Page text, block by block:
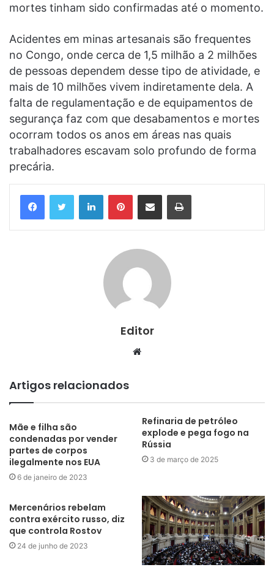
mortes tinham sido confirmadas até o momento.
Acidentes em minas artesanais são frequentes
no Congo, onde cerca de 1,5 milhão a 2 milhões
de pessoas dependem desse tipo de atividade, e
mais de 10 milhões vivem indiretamente dela. A
falta de regulamentação e de equipamentos de
segurança faz com que desabamentos e mortes
ocorram todos os anos em áreas nas quais
trabalhadores escavam solo profundo de forma
precária.
LinkedinPinterestCompartilhar via e-mail Imprimir
Editor
Website
Artigos relacionados
Mãe e filha são
condenadas por vender
partes de corpos
ilegalmente nos EUA
6 de janeiro de 2023
Refinaria de petróleo
explode e pega fogo na
Rússia
3 de março de 2025
Mercenários rebelam
contra exército russo, diz
que controla Rostov
24 de junho de 2023